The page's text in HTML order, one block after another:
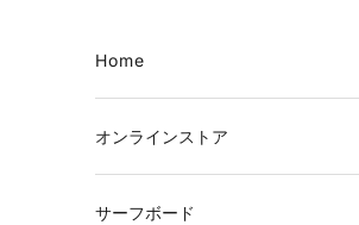
Home
オンラインストア
サーフボード